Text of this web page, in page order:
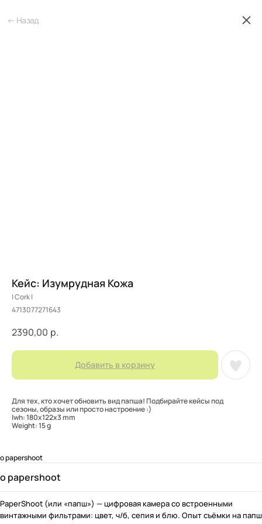
← Назад
Кейс: Изумрудная Кожа
| Cork |
4713077271643
2390,00 р.
Добавить в корзину
Для тех, кто хочет обновить вид папша! Подбирайте кейсы под
сезоны, образы или просто настроение :)
lwh: 180x122x3 mm
Weight: 15 g
o papershoot
o papershoot
PaperShoot (или «папш») — цифровая камера со встроенными
винтажными фильтрами: цвет, ч/б, сепия и блю. Опыт съёмки на папш